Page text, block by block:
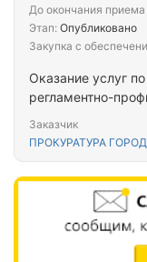
Оказание услуг
регламентно-
Заказчик
ПРОКУРАТУРА
До окончания приема
Этап: Опубликовано
Закупка с